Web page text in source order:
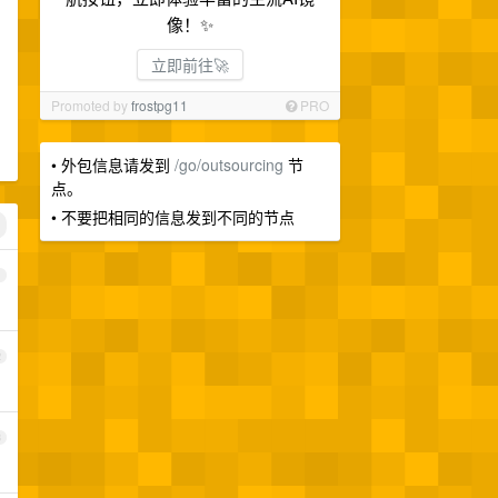
像！✨
立即前往🚀
Promoted byfrostpg11 PRO
• 外包信息请发到 /go/outsourcing 节
点。
• 不要把相同的信息发到不同的节点